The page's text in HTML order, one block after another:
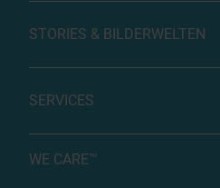
STORIES & BILDERWELTEN
SERVICES
WE CARE™